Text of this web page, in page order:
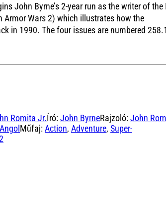
John Byrne’s 2-year run as the writer of the
Wars 2) which illustrates how the
in 1990. The four issues are numbered
Romita Jr.Író:John ByrneRajzoló:John
Angol Műfaj:Action, Adventure, Super-